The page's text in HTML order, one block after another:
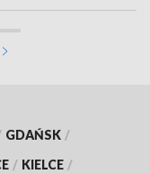
GDAŃSK /
/ KIELCE /